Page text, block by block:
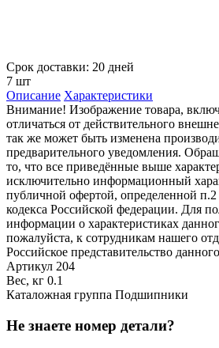
Срок доставки: 20 дней
7 шт
Описание Характеристики
Внимание! Изображение товара,
отличаться от действительного
так же может быть изменена
предварительного уведомления.
то, что все приведённые выше
исключительно информационный
публичной офертой, определенной п.2
кодекса Российской федерации. Для
информации о характеристиках
пожалуйста, к сотрудникам нашего
Российское представительство
Артикул 204
Вес, кг 0.1
Каталожная группа Подшипники
Не знаете номер детали?